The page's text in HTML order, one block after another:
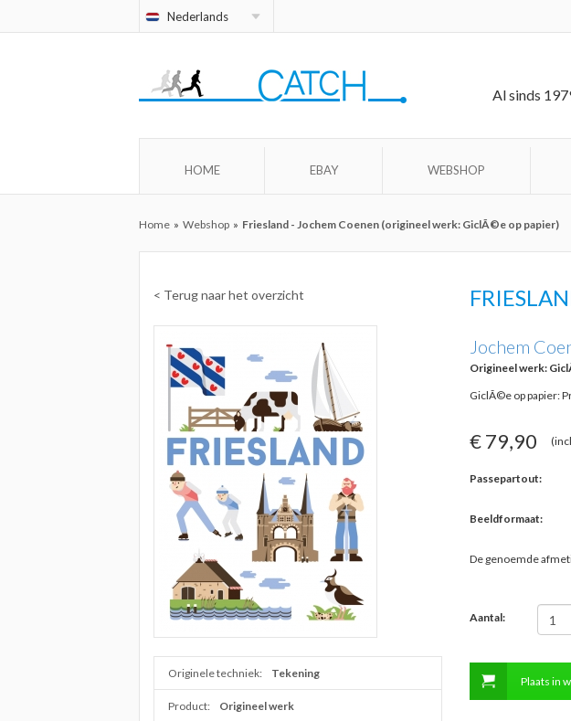
Nederlands
Al sinds
HOME EBAY WEBSHOP
Home » Webshop » Friesland - Jochem Coenen (origineel werk: GiclÃ©e op papier)
< Terug naar het overzicht
Originele techniek: Tekening
Product: Origineel werk
Jochem
Origineel werk:
GiclÃ©e op papier:
€ 79,90
Passepartout:
Beeldformaat:
De genoemde
Aantal:
Plaats in